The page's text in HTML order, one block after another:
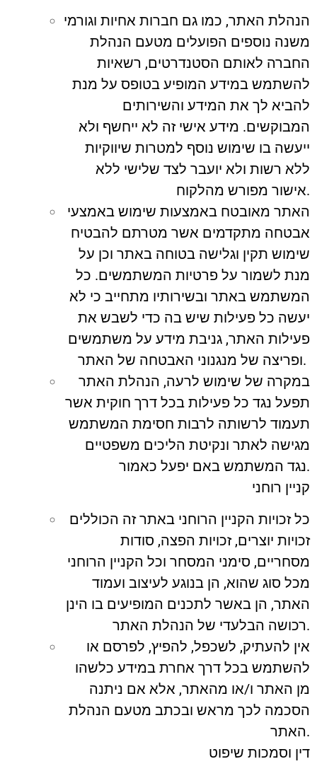
הנהלת האתר, כמו גם חברות אחיות וגורמי
משנה נוספים הפועלים מטעם הנהלת
החברה לאותם הסטנדרטים, רשאיות
להשתמש במידע המופיע בטופס על מנת
להביא לך את המידע והשירותים
המבוקשים. מידע אישי זה לא ייחשף ולא
ייעשה בו שימוש נוסף למטרות שיווקיות
ללא רשות ולא יועבר לצד שלישי ללא
אישור מפורש מהלקוח.
האתר מאובטח באמצעות שימוש באמצעי
אבטחה מתקדמים אשר מטרתם להבטיח
שימוש תקין וגלישה בטוחה באתר וכן על
מנת לשמור על פרטיות המשתמשים. כל
המשתמש באתר ובשירותיו מתחייב כי לא
יעשה כל פעילות שיש בה כדי לשבש את
פעילות האתר, גניבת מידע על משתמשים
ופריצה של מנגנוני האבטחה של האתר.
במקרה של שימוש לרעה, הנהלת האתר
תפעל נגד כל פעילות בכל דרך חוקית אשר
תעמוד לרשותה לרבות חסימת המשתמש
מגישה לאתר ונקיטת הליכים משפטיים
נגד המשתמש באם יפעל כאמור.
קניין רוחני
כל זכויות הקניין הרוחני באתר זה הכוללים
זכויות יוצרים, זכויות הפצה, סודות
מסחריים, סימני המסחר וכל הקניין הרוחני
מכל סוג שהוא, הן בנוגע לעיצוב ועמוד
האתר, הן באשר לתכנים המופיעים בו הינן
רכושה הבלעדי של הנהלת האתר.
אין להעתיק, לשכפל, להפיץ, לפרסם או
להשתמש בכל דרך אחרת במידע כלשהו
מן האתר ו/או מהאתר, אלא אם ניתנה
הסכמה לכך מראש ובכתב מטעם הנהלת
האתר.
דין וסמכות שיפוט